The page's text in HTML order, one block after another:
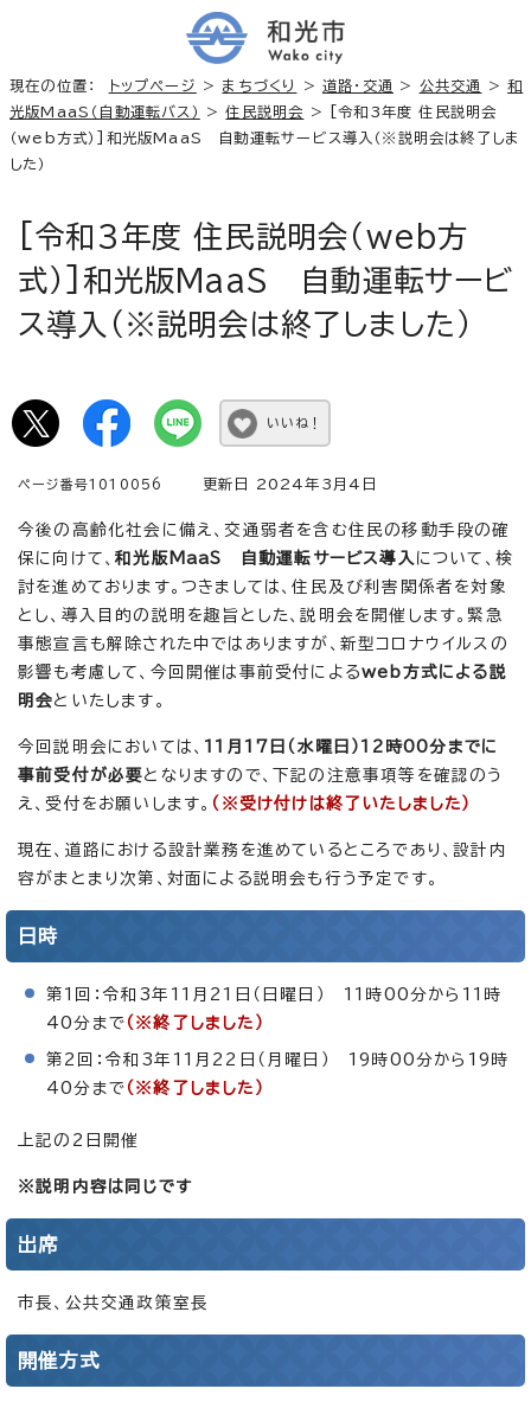
現在の位置： トップページ > まちづくり >道路・交通 > 公共交通 >和
光版MaaS（自動運転バス）
>住民説明会
> [令和3年度 住民説明会
（web方式）]和光版MaaS 自動運転サービス導入（※説明会は終了しま
した）
[令和3年度 住民説明会（web方
式）]和光版MaaS 自動運転サービ
ス導入（※説明会は終了しました）
いいね！
ページ番号1010056 更新日 2024年3月4日
今後の高齢化社会に備え、交通弱者を含む住民の移動手段の確
保に向けて、和光版MaaS 自動運転サービス導入 について、検
討を進めております。つきましては、住民及び利害関係者を対象
とし、導入目的の説明を趣旨とした、説明会を開催します。緊急
事態宣言も解除された中ではありますが、新型コロナウイルスの
影響も考慮して、今回開催は事前受付によるweb方式による説
明会といたします。
今回説明会においては、 11月17日（水曜日）12時00分までに
事前受付が必要となりますので、下記の注意事項等を確認のう
え、受付をお願いします。 （※受け付けは終了いたしました）
現在、道路における設計業務を進めているところであり、設計内
容がまとまり次第、対面による説明会も行う予定です。
日時
第1回：令和3年11月21日（日曜日） 11時00分から11時
40分まで （※終了しました）
第2回：令和3年11月22日（月曜日） 19時00分から19時
40分まで （※終了しました）
上記の2日開催
※説明内容は同じです
出席
市長、公共交通政策室長
開催方式